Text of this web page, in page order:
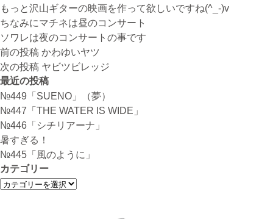
080-3853-1074
もっと沢山ギターの映画を作って欲しいですね(^_-)v
ちなみにマチネは昼のコンサート
ソワレは夜のコンサートの事です
投
稿
ナ
ビ
ゲ
ー
シ
ョ
ン
前の投稿 かわゆいヤツ
次の投稿 ヤビツビレッジ
最近の投稿
№449「SUENO」（夢）
№447「THE WATER IS WIDE」
№446「シチリアーナ」
暑すぎる！
№445「風のように」
カテゴリー
カ